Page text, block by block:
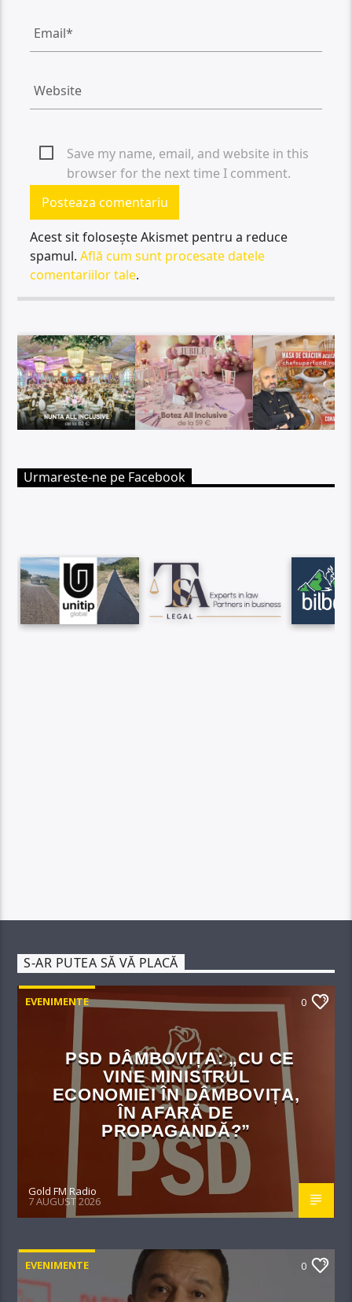
Save my name, email, and website in this
browser for the next time I comment.
Acest sit folosește Akismet pentru a reduce
spamul.Află cum sunt procesate datele
comentariilor tale.
Urmareste-ne pe Facebook
S-AR PUTEA SĂ VĂ PLACĂ
EVENIMENTE 0
PSD DÂMBOVIȚA: „CU CE
VINE MINISTRUL
ECONOMIEI ÎN DÂMBOVIȚA,
ÎN AFARĂ DE
PROPAGANDĂ?”
Gold FM Radio
7 AUGUST 2026
EVENIMENTE 0